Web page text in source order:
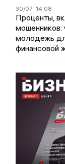
30/07 14:08
Проценты,
мошенников:
молодежь
финансовой